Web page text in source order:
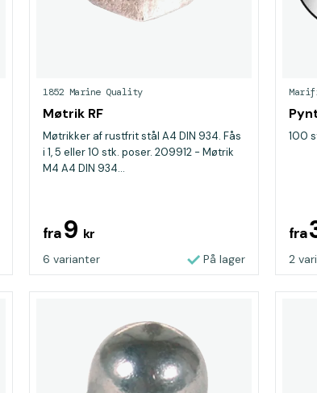
1852 Marine Quality
Møtrik RF
Møtrikker af rustfrit stål A4 DIN 934. Fås
i 1, 5 eller 10 stk. poser. 209912 - Møtrik
M4 A4 DIN 934...
fra9 kr
6 varianter På lager
100
fra
2